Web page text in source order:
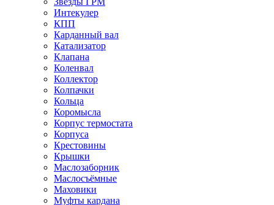
Интекулер
КПП
Карданный вал
Катализатор
Клапана
Коленвал
Коллектор
Колпачки
Кольца
Коромысла
Корпус термостата
Корпуса
Крестовины
Крышки
Маслозаборник
Маслосъёмные
Маховики
Муфты кардана